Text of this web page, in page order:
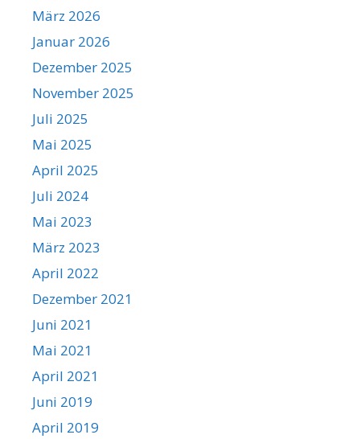
März 2026
Januar 2026
Dezember 2025
November 2025
Juli 2025
Mai 2025
April 2025
Juli 2024
Mai 2023
März 2023
April 2022
Dezember 2021
Juni 2021
Mai 2021
April 2021
Juni 2019
April 2019